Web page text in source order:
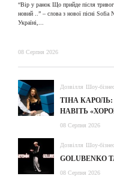
“Вір у ранок Що прийде після
новий ..” – слова з нової пісні
Україні,...
08 Серпня 2026
Дозвілля Шоу-бізнес
ТІНА
НАВІТЬ
08 Серпня 2026
Дозвілля Шоу-бізнес
08 Серпня 2026